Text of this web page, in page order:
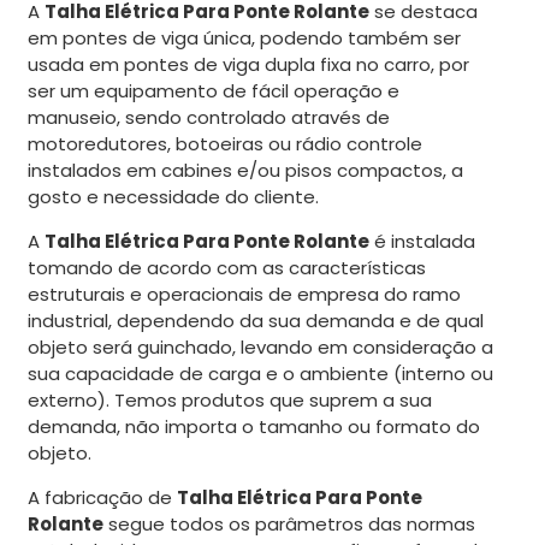
A Talha Elétrica Para Ponte Rolantese destaca
em pontes de viga única, podendo também ser
usada em pontes de viga dupla fixa no carro, por
ser um equipamento de fácil operação e
manuseio, sendo controlado através de
motoredutores, botoeiras ou rádio controle
instalados em cabines e/ou pisos compactos, a
gosto e necessidade do cliente.
A Talha Elétrica Para Ponte Rolanteé instalada
tomando de acordo com as características
estruturais e operacionais de empresa do ramo
industrial, dependendo da sua demanda e de qual
objeto será guinchado, levando em consideração a
sua capacidade de carga e o ambiente (interno ou
externo). Temos produtos que suprem a sua
demanda, não importa o tamanho ou formato do
objeto.
A fabricação de Talha Elétrica Para Ponte
Rolantesegue todos os parâmetros das normas